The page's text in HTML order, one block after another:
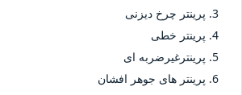
پرینتر چرخ دیزنی
پرینتر خطی
پرینترغیرضربه ای
پرینتر های جوهر افشان